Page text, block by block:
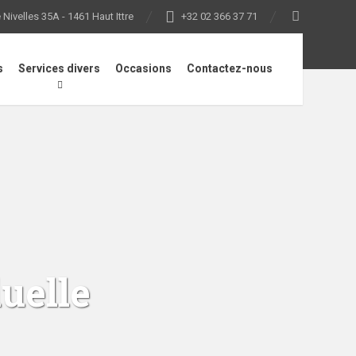
35A - 1461 Haut Ittre +32 02 366 37 71
Services divers Occasions Contactez-nous